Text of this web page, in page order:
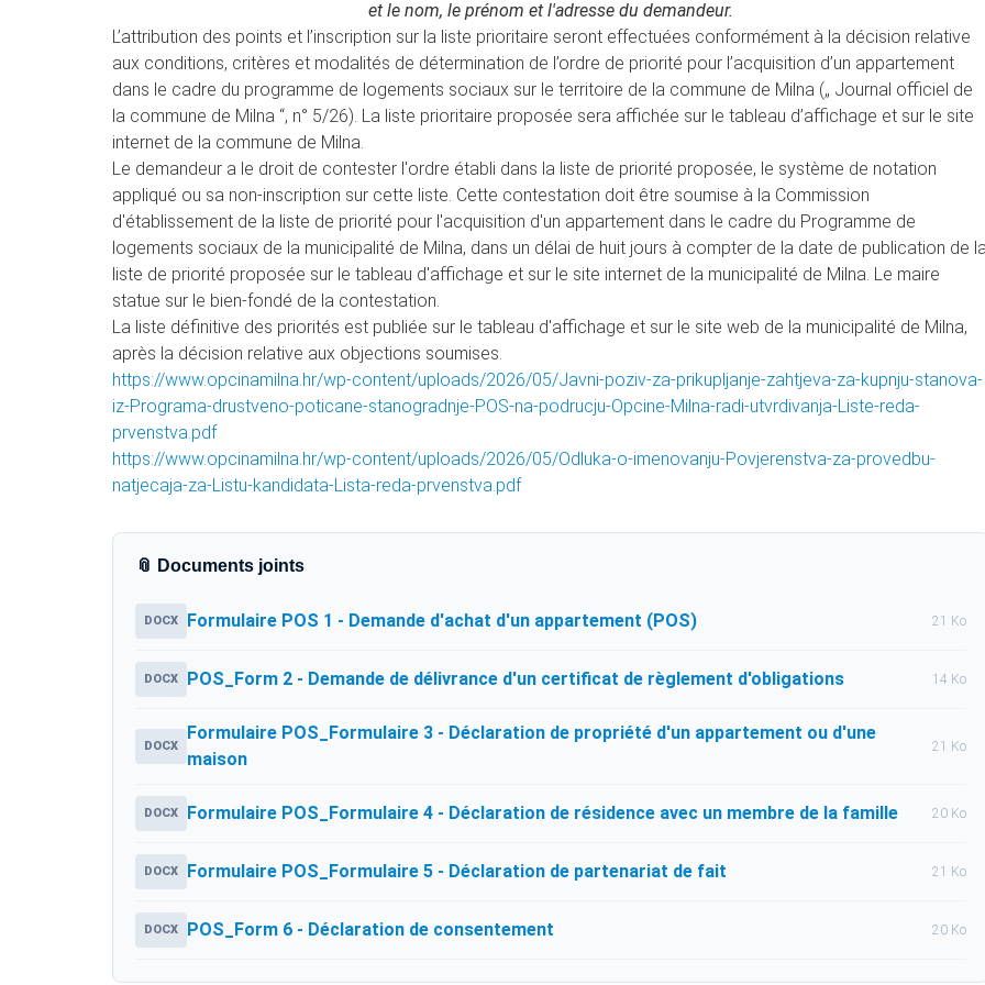
et le nom, le prénom et l'adresse du demandeur.
L’attribution des points et l’inscription sur la liste prioritaire seront effectuées conformément à la décision relative
aux conditions, critères et modalités de détermination de l’ordre de priorité pour l’acquisition d’un appartement
dans le cadre du programme de logements sociaux sur le territoire de la commune de Milna („ Journal officiel de
la commune de Milna “, n° 5/26). La liste prioritaire proposée sera affichée sur le tableau d’affichage et sur le site
internet de la commune de Milna.
Le demandeur a le droit de contester l'ordre établi dans la liste de priorité proposée, le système de notation
appliqué ou sa non-inscription sur cette liste. Cette contestation doit être soumise à la Commission
d'établissement de la liste de priorité pour l'acquisition d'un appartement dans le cadre du Programme de
logements sociaux de la municipalité de Milna, dans un délai de huit jours à compter de la date de publication de
liste de priorité proposée sur le tableau d'affichage et sur le site internet de la municipalité de Milna. Le maire
statue sur le bien-fondé de la contestation.
La liste définitive des priorités est publiée sur le tableau d'affichage et sur le site web de la municipalité de Milna,
après la décision relative aux objections soumises.
https://www.opcinamilna.hr/wp-content/uploads/2026/05/Javni-poziv-za-prikupljanje-zahtjeva-za-kupnju-stanova-
iz-Programa-drustveno-poticane-stanogradnje-POS-na-podrucju-Opcine-Milna-radi-utvrdivanja-Liste-reda-
prvenstva.pdf
https://www.opcinamilna.hr/wp-content/uploads/2026/05/Odluka-o-imenovanju-Povjerenstva-za-provedbu-
natjecaja-za-Listu-kandidata-Lista-reda-prvenstva.pdf
📎 Documents joints
DOCX Formulaire POS 1 - Demande d'achat d'un appartement (POS) 21 Ko
DOCX POS_Form 2 - Demande de délivrance d'un certificat de règlement d'obligations 14 Ko
DOCX
Formulaire POS_Formulaire 3 - Déclaration de propriété d'un appartement ou d'une
maison
21 Ko
DOCX Formulaire POS_Formulaire 4 - Déclaration de résidence avec un membre de la famille 20 Ko
DOCX Formulaire POS_Formulaire 5 - Déclaration de partenariat de fait 21 Ko
DOCX POS_Form 6 - Déclaration de consentement 20 Ko